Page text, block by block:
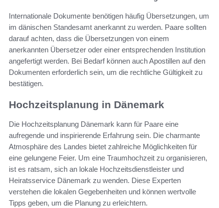
Internationale Dokumente benötigen häufig Übersetzungen, um
im dänischen Standesamt anerkannt zu werden. Paare sollten
darauf achten, dass die Übersetzungen von einem
anerkannten Übersetzer oder einer entsprechenden Institution
angefertigt werden. Bei Bedarf können auch Apostillen auf den
Dokumenten erforderlich sein, um die rechtliche Gültigkeit zu
bestätigen.
Hochzeitsplanung in Dänemark
Die Hochzeitsplanung Dänemark kann für Paare eine
aufregende und inspirierende Erfahrung sein. Die charmante
Atmosphäre des Landes bietet zahlreiche Möglichkeiten für
eine gelungene Feier. Um eine Traumhochzeit zu organisieren,
ist es ratsam, sich an lokale Hochzeitsdienstleister und
Heiratsservice Dänemark zu wenden. Diese Experten
verstehen die lokalen Gegebenheiten und können wertvolle
Tipps geben, um die Planung zu erleichtern.